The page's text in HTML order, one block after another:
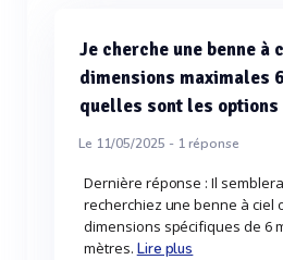
Je cherche une benne à
dimensions maximales
quelles sont les
Le 11/05/2025 - 1réponse
Dernière réponse : Il
recherchiez une benne à ciel
dimensions spécifiques de 6
mètres. Lire plus